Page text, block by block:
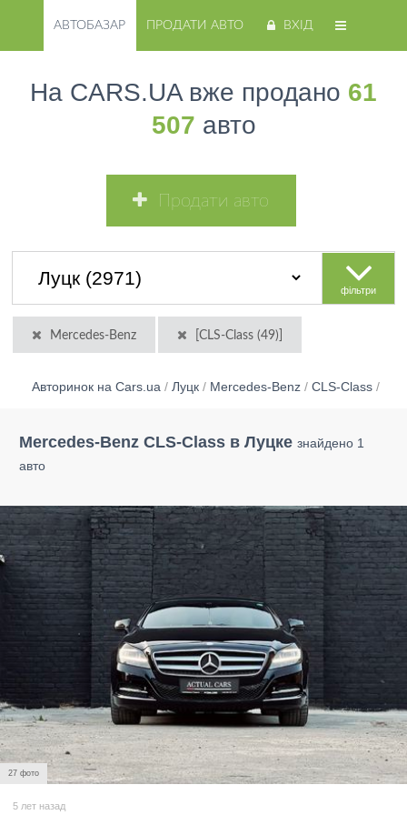
АВТОБАЗАР ПРОДАТИ АВТО ВХІД
На CARS.UA вже продано 61
507 авто
Продати авто
фільтри
Mercedes-Benz [CLS-Class (49)]
Авторинок на Cars.ua / Луцк / Mercedes-Benz / CLS-Class /
Mercedes-Benz CLS-Class в Луцке знайдено 1
авто
27 фото
5 лет назад